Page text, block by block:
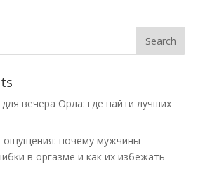
вечера Орла: где найти лучших
ощущения: почему мужчины
в оргазме и как их избежать